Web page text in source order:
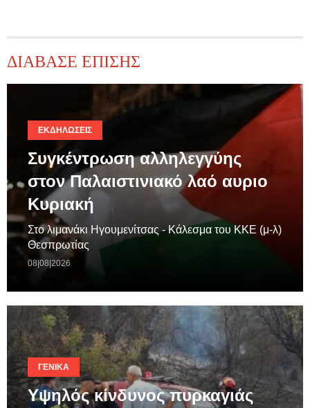
ΔΙΑΒΑΣΕ ΕΠΙΣΗΣ
ΕΚΔΗΛΏΣΕΙΣ
Συγκέντρωση αλληλεγγύης
στον Παλαιστινιακό λαό αυριο
Κυριακή
Στο λιμανάκι Ηγουμενίτσας - Κάλεσμα του ΚΚΕ (μ-λ)
Θεσπρωτίας
08|08|2026
ΓΕΝΙΚΆ
Υψηλός κίνδυνος πυρκαγιάς